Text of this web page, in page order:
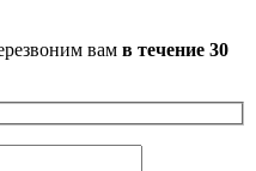
вам в течение 30